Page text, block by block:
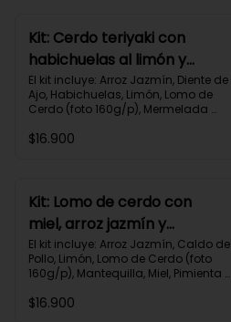
Kit: Cerdo teriyaki con
habichuelas al limón y
arroz al ajillo-3
El kit incluye: Arroz Jazmín, Diente de
Ajo, Habichuelas, Limón, Lomo de
Cerdo (foto 160g/p), Mermelada
Impresa.
$16.900
Kit: Lomo de cerdo con
miel, arroz jazmín y
verduras al limón-76
El kit incluye: Arroz Jazmín, Caldo de
Pollo, Limón, Lomo de Cerdo (foto
160g/p), Mantequilla, Miel, Pimienta
Receta Impresa.
$16.900